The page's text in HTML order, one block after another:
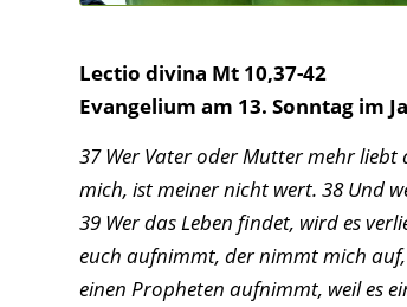
Lectio divina Mt 10,37-42
Evangelium am 13. Sonntag im
37 Wer Vater oder Mutter mehr
mich, ist meiner nicht wert. 38 Und
39 Wer das Leben findet, wird es
euch aufnimmt, der nimmt mich
einen Propheten aufnimmt, weil es